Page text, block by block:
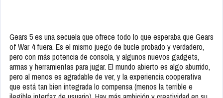
Gears 5 es una secuela que ofrece todo lo que esperaba que Gears
of War 4 fuera. Es el mismo juego de bucle probado y verdadero,
pero con más potencia de consola, y algunos nuevos gadgets,
armas y herramientas para jugar. El mundo abierto es algo aburrido,
pero al menos es agradable de ver, y la experiencia cooperativa
que está tan bien integrada lo compensa (menos la terrible e